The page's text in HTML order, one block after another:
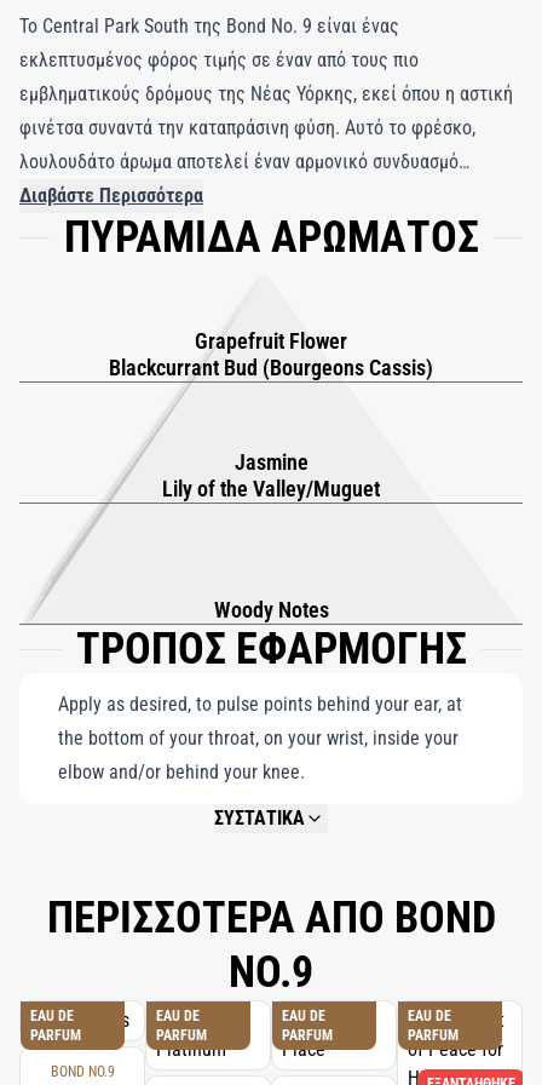
Το Central Park South της Bond No. 9 είναι ένας
εκλεπτυσμένος φόρος τιμής σε έναν από τους πιο
εμβληματικούς δρόμους της Νέας Υόρκης, εκεί όπου η αστική
φινέτσα συναντά την καταπράσινη φύση. Αυτό το φρέσκο,
λουλουδάτο άρωμα αποτελεί έναν αρμονικό συνδυασμό
ζωηρής φρεσκάδας και διαχρονικής κομψότητας. Ανοίγει με
φωτεινές, αναζωογονητικές νότες από άνθη γκρέιπφρουτ και
συναρπαστική συνύπαρξη γιασεμιού και κρίνου της κοιλάδας,
προσφέροντας ένα λεπτό αλλά σαγηνευτικό λουλουδένιο
αγκάλιασμα. Στη βάση αναδύονται κλασικές ξυλώδεις νότες,
που προσδίδουν βάθος και μια απαλή, διαρκή ζεστασιά στη
σύνθεση. Το Central Park South ενσαρκώνει απόλυτα τη
σύγχρονη κομψότητα, ιδανικό για όσους αναζητούν ένα άρωμα
που αποτυπώνει τόσο τη δυναμική ενέργεια της πόλης όσο και
τις γαλήνιες, πράσινες αποδράσεις της. Με τον μοναδικό του
συνδυασμό φρεσκάδας και φινέτσας, το άρωμα αυτό αποτελεί
μια διαχρονική ωδή στο μεγαλείο της Νέας Υόρκης
Διαβάστε Περισσότερα
ΠΥΡΑΜΙΔΑ ΑΡΩΜΑΤΟΣ
Grapefruit Flower
Blackcurrant Bud (Bourgeons Cassis)
Jasmine
Lily of the Valley/Muguet
Woody Notes
ΤΡΟΠΟΣ ΕΦΑΡΜΟΓΗΣ
Apply as desired, to pulse points behind your ear, at
the bottom of your throat, on your wrist, inside your
elbow and/or behind your knee.
ΣΥΣΤΑΤΙΚΑ
ΠΕΡΙΣΣΟΤΕΡΑ ΑΠΟ BOND
NO.9
EAU DE
PARFUM
BOND NO.9
EAU DE
PARFUM
EAU DE
PARFUM
EAU DE
PARFUM